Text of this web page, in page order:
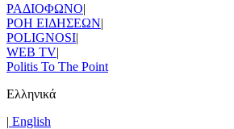
ΡΑΔΙΟΦΩΝΟ|
ΡΟΗ ΕΙΔΗΣΕΩΝ|
POLIGNOSI|
WEB TV|
Politis To The Point
Ελληνικά
| Εnglish